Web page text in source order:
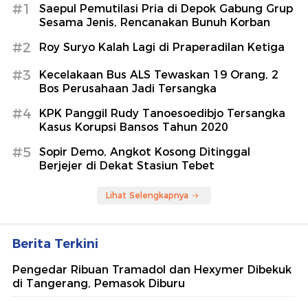
#1
Saepul Pemutilasi Pria di Depok Gabung Grup
Sesama Jenis, Rencanakan Bunuh Korban
#2 Roy Suryo Kalah Lagi di Praperadilan Ketiga
#3
Kecelakaan Bus ALS Tewaskan 19 Orang, 2
Bos Perusahaan Jadi Tersangka
#4
KPK Panggil Rudy Tanoesoedibjo Tersangka
Kasus Korupsi Bansos Tahun 2020
#5
Sopir Demo, Angkot Kosong Ditinggal
Berjejer di Dekat Stasiun Tebet
Lihat Selengkapnya
Berita Terkini
Pengedar Ribuan Tramadol dan Hexymer Dibekuk
di Tangerang, Pemasok Diburu